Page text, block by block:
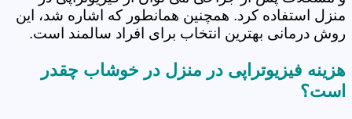
منزل استفاده کرد. همچنین همانطور که اشاره شد، این
روش درمانی بهترین انتخاب برای افراد سالمند است.
هزینه فیزیوتراپی در منزل در خوشاب چقدر
است؟